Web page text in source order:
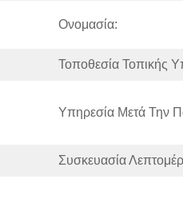
Ονομασία:
Τοποθεσία Τοπικής
Υπηρεσία Μετά Την
Συσκευασία